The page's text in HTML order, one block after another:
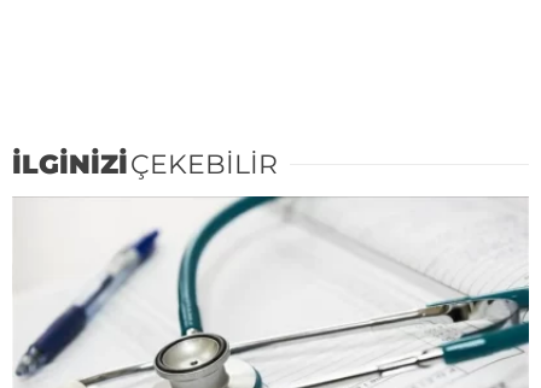
İLGİNİZİÇEKEBİLİR